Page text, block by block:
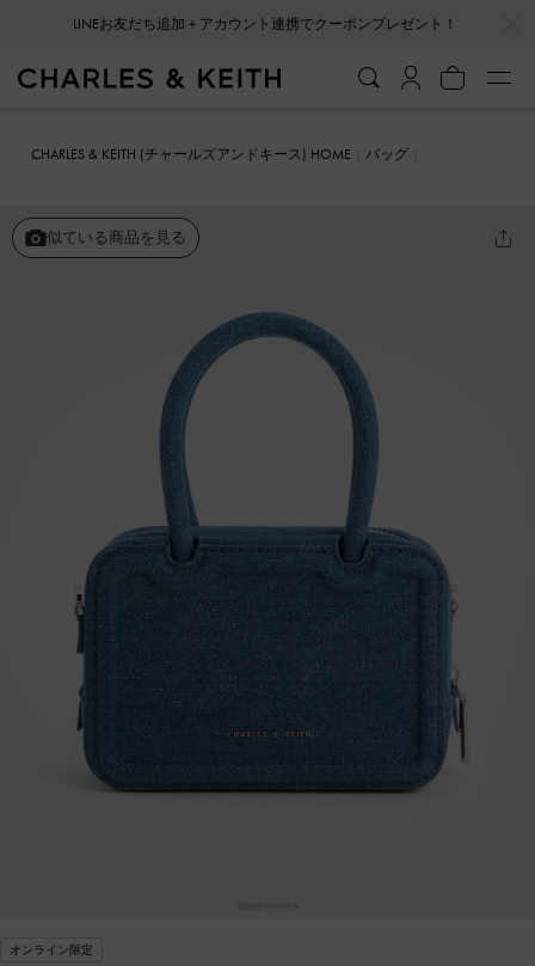
LINEお友だち追加＋アカウント連携でクーポンプレゼント！
CHARLES & KEITH (チャールズアンドキース) HOME
バッグ
似ている商品を見る
オンライン限定